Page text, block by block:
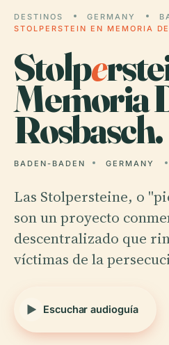
DESTINOS GERMANY
STOLPERSTEIN EN MEMORIA
Stolpe
Memoria
Rosbasch.
BADEN-BADEN GERMANY
Las Stolpersteine, o
son un proyecto
descentralizado que
víctimas de la
Escuchar audioguía